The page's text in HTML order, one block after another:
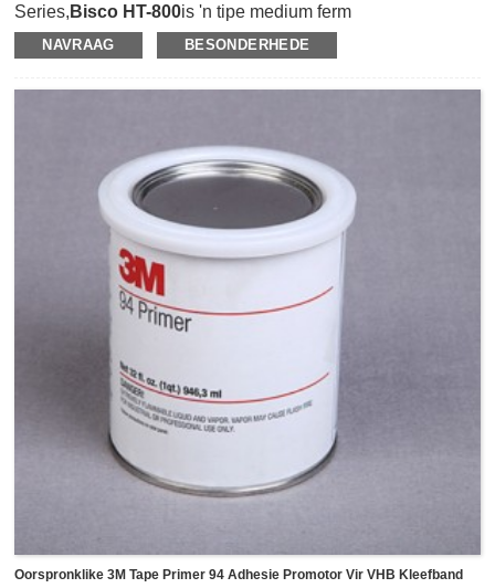
Series, Bisco HT-800is 'n tipe medium ferm
silikoonskuim.HT-800 het uitstekende geheue en lae
spanningsverslapping wat instandhoudingskoste kan
deur kompressiestel en versagting.Dit het 'n kompakte
skokabsorpsie en vibrasie-isolasie in elektroniese
komponente.Dit kan gelamineer word met 3M
drukgevoelige kleefbande soos 3M467/468MP, 3M9448A,
3M9495LE en pasgemaakte stanswerk in verskillende
vorms en groottes.HT-800 silikoonskuim kan gebruik word
as pakking en verseëling, gapingsvul en kussing,
skokabsorbering en vibrasie-isolasie in verskeie industrieë
soos elektroniese komponente monteer,
motorvervaardiging en -montering, LCD-skermbeskerming,
NAVRAAG BESONDERHEDE
Oorspronklike 3M Tape Primer 94 Adhesie Promotor Vir VHB Kleefband